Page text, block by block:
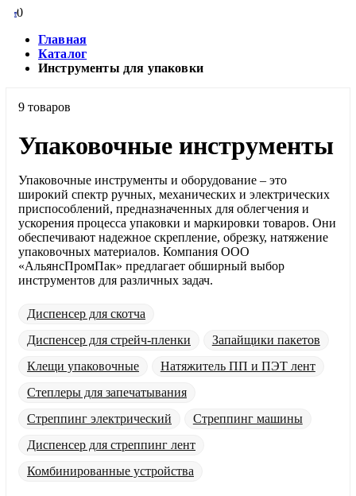
00
Главная
Каталог
Инструменты для упаковки
9 товаров
Упаковочные инструменты
Упаковочные инструменты и оборудование – это
широкий спектр ручных, механических и электрических
приспособлений, предназначенных для облегчения и
ускорения процесса упаковки и маркировки товаров. Они
обеспечивают надежное скрепление, обрезку, натяжение
упаковочных материалов. Компания ООО
«АльянсПромПак» предлагает обширный выбор
инструментов для различных задач.
Диспенсер для скотча
Диспенсер для стрейч-пленки
Запайщики пакетов
Клещи упаковочные
Натяжитель ПП и ПЭТ лент
Степлеры для запечатывания
Стреппинг электрический
Стреппинг машины
Диспенсер для стреппинг лент
Комбинированные устройства